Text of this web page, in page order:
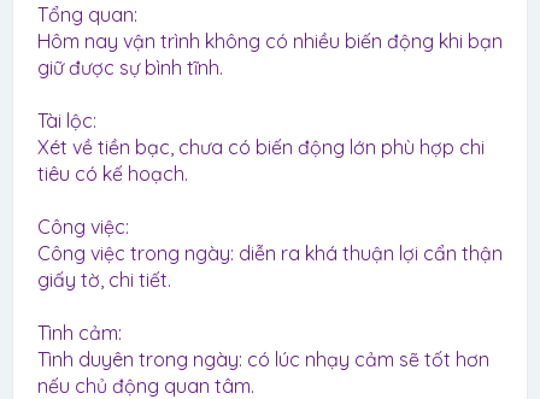
Tổng quan:
Hôm nay vận trình không có nhiều biến động khi bạn
giữ được sự bình tĩnh.
Tài lộc:
Xét về tiền bạc, chưa có biến động lớn phù hợp chi
tiêu có kế hoạch.
Công việc:
Công việc trong ngày: diễn ra khá thuận lợi cẩn thận
giấy tờ, chi tiết.
Tình cảm:
Tình duyên trong ngày: có lúc nhạy cảm sẽ tốt hơn
nếu chủ động quan tâm.